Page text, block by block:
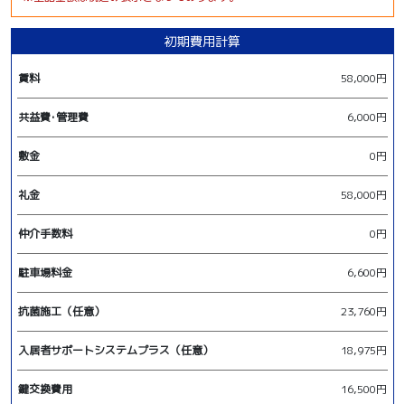
初期費用計算
賃料 58,000円
共益費･管理費 6,000円
敷金 0円
礼金 58,000円
仲介手数料 0円
駐車場料金 6,600円
抗菌施工（任意） 23,760円
入居者サポートシステムプラス（任意） 18,975円
鍵交換費用 16,500円